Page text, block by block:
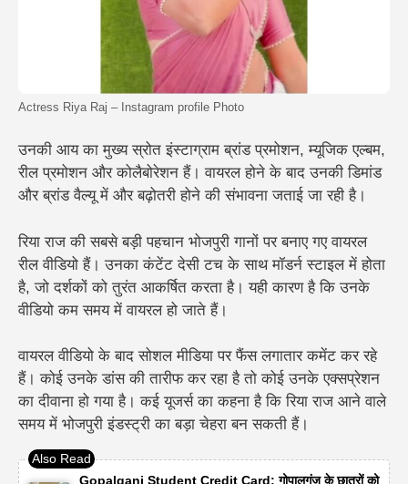
Actress Riya Raj – Instagram profile Photo
उनकी आय का मुख्य स्रोत इंस्टाग्राम ब्रांड प्रमोशन, म्यूजिक एल्बम,
रील प्रमोशन और कोलैबोरेशन हैं। वायरल होने के बाद उनकी डिमांड
और ब्रांड वैल्यू में और बढ़ोतरी होने की संभावना जताई जा रही है।
रिया राज की सबसे बड़ी पहचान भोजपुरी गानों पर बनाए गए वायरल
रील वीडियो हैं। उनका कंटेंट देसी टच के साथ मॉडर्न स्टाइल में होता
है, जो दर्शकों को तुरंत आकर्षित करता है। यही कारण है कि उनके
वीडियो कम समय में वायरल हो जाते हैं।
वायरल वीडियो के बाद सोशल मीडिया पर फैंस लगातार कमेंट कर रहे
हैं। कोई उनके डांस की तारीफ कर रहा है तो कोई उनके एक्सप्रेशन
का दीवाना हो गया है। कई यूजर्स का कहना है कि रिया राज आने वाले
समय में भोजपुरी इंडस्ट्री का बड़ा चेहरा बन सकती हैं।
Gopalganj Student Credit Card: गोपालगंज के छात्रों को